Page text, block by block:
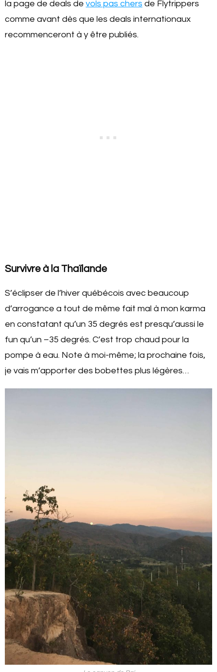
la page de deals de vols pas chers de Flytrippers
comme avant dès que les deals internationaux
recommenceront à y être publiés.
Survivre à la Thaïlande
S’éclipser de l’hiver québécois avec beaucoup
d’arrogance a tout de même fait mal à mon karma
en constatant qu’un 35 degrés est presqu’aussi le
fun qu’un –35 degrés. C’est trop chaud pour la
pompe à eau. Note à moi-même; la prochaine fois,
je vais m’apporter des bobettes plus légères…